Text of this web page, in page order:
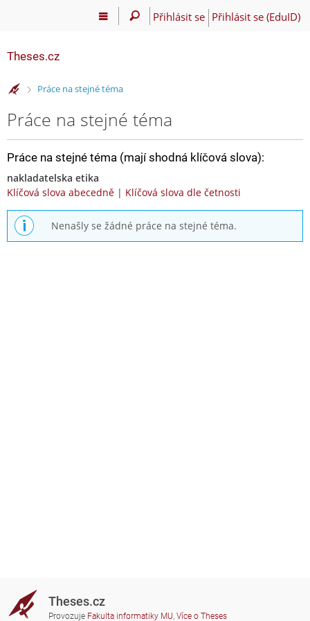
Přihlásit se Přihlásit se (EduID)
Theses.cz
>Práce na stejné téma
Práce na stejné téma
Práce na stejné téma (mají shodná klíčová slova):
nakladatelska etika
Klíčová slova abecedně | Klíčová slova dle četnosti
Nenašly se žádné práce na stejné téma.
Theses.cz
Provozuje Fakulta informatiky MU, Více o Theses